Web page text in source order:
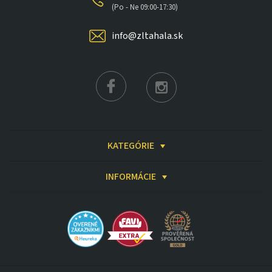
(Po - Ne 09:00-17:30)
info@zltahala.sk
KATEGÓRIE
INFORMÁCIE